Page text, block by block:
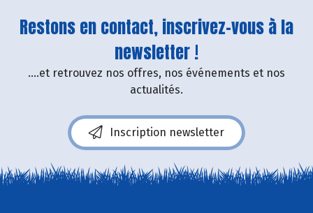
Restons en contact, inscrivez-vous à la
newsletter !
....et retrouvez nos offres, nos événements et nos
actualités.
Inscription newsletter